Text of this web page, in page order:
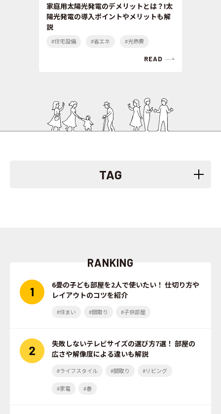
家庭用太陽光発電のデメリットとは？!太
陽光発電の導入ポイントやメリットも解
説
#住宅設備 #省エネ #光熱費
READ
TAG
RANKING
6畳の子ども部屋を2人で使いたい！ 仕切り方や
レイアウトのコツを紹介
#住まい #間取り #子供部屋
失敗しないテレビサイズの選び方7選！ 部屋の
広さや解像度による違いも解説
#ライフスタイル #間取り #リビング
#家電 #春